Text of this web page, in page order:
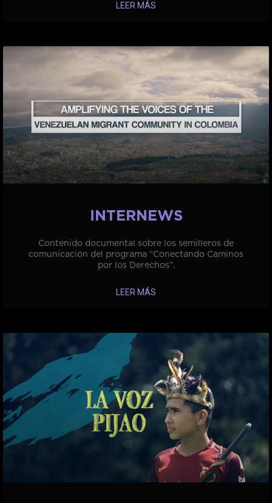
LEER MÁS
INTERNEWS
Contenido documental sobre los semilleros de
comunicación del programa “Conectando Caminos
por los Derechos”.
LEER MÁS